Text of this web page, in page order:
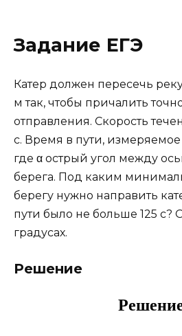
Задание ЕГЭ
Катер должен пересечь
м так, чтобы причалить
отправления. Скорость
с. Время в пути, измеряемое
где α острый угол между
берега. Под каким
берегу нужно направить
пути было не больше 125 с?
градусах.
Решение